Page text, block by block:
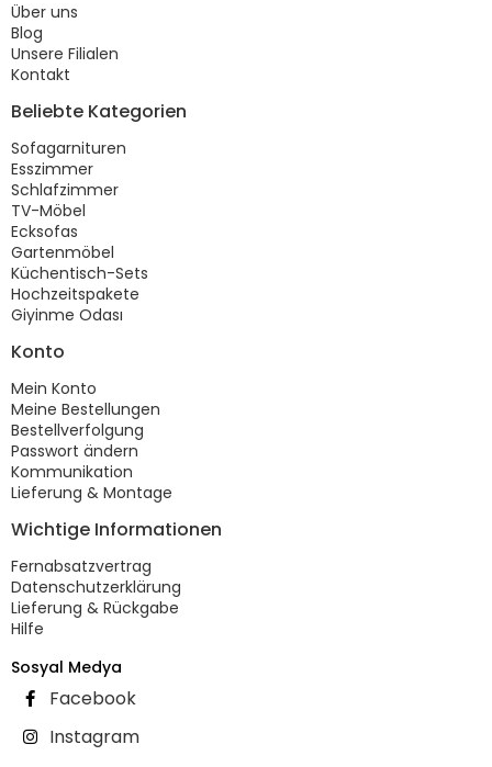
Über uns
Blog
Unsere Filialen
Kontakt
Beliebte Kategorien
Sofagarnituren
Esszimmer
Schlafzimmer
TV-Möbel
Ecksofas
Gartenmöbel
Küchentisch-Sets
Hochzeitspakete
Giyinme Odası
Konto
Mein Konto
Meine Bestellungen
Bestellverfolgung
Passwort ändern
Kommunikation
Lieferung & Montage
Wichtige Informationen
Fernabsatzvertrag
Datenschutzerklärung
Lieferung & Rückgabe
Hilfe
Sosyal Medya
Facebook
Instagram